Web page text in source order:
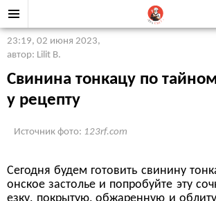
23:19, 02 июня 2023,
автор: Lilit B.
Свинина тонкацу по
у рецепту
Источник фото: 123rf.com
Сегодня будем готовить свинину
онское застолье и попробуйте эту